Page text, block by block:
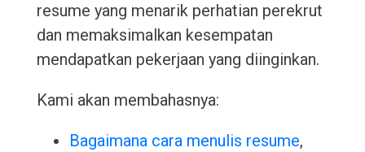
resume yang menarik perhatian perekrut
dan memaksimalkan kesempatan
mendapatkan pekerjaan yang diinginkan.
Kami akan membahasnya:
Bagaimana cara menulis resume,